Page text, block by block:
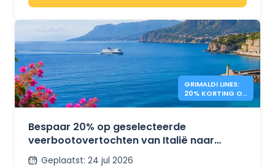
GRIMALDI LINES:
20% KORTING OP
VEERBOTEN NAAR
Bespaar 20% op geselecteerde
veerbootovertochten van Italië naar
Griekenland met Grimaldi Lines.
Geplaatst: 24 jul 2026